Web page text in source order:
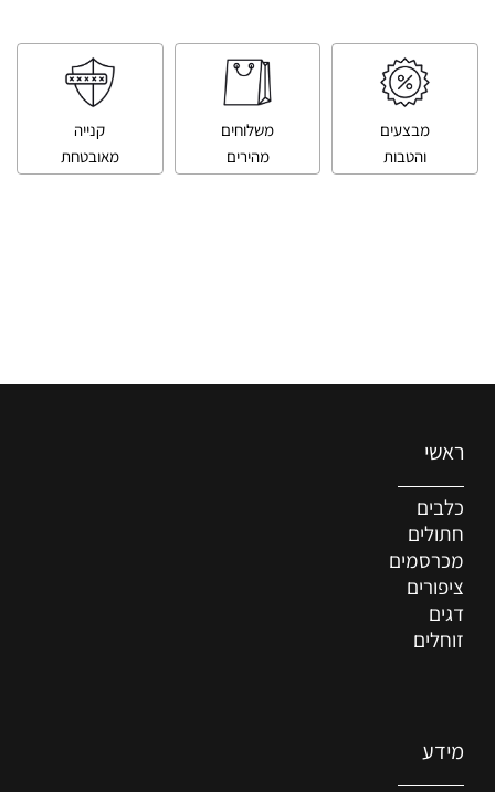
מבצעים
והטבות
משלוחים
מהירים
קנייה
מאובטחת
ראשי
כלבים
חתולים
מכרסמים
ציפורים
דגים
זוחלים
מידע